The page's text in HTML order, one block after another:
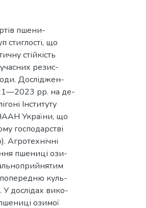
пшени-
стиглості, що
стійкість
резис-
Досліджен-
рр. на де-
Інституту
України, що
господарстві
Агротехнічні
пшениці ози-
куль-
У дослідах вико-
озимої